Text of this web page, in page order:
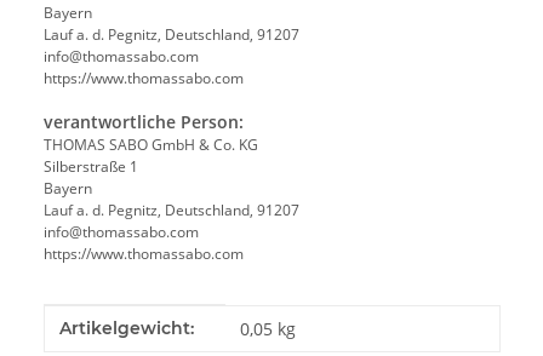
Bayern
Lauf a. d. Pegnitz, Deutschland, 91207
info@thomassabo.com
https://www.thomassabo.com
verantwortliche Person:
THOMAS SABO GmbH & Co. KG
Silberstraße 1
Bayern
Lauf a. d. Pegnitz, Deutschland, 91207
info@thomassabo.com
https://www.thomassabo.com
Produkteigenschaft
Wert
Artikelgewicht: 0,05 kg